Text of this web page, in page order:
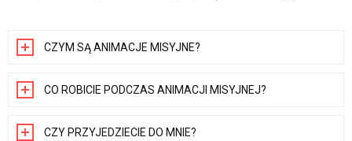
CZYM SĄ ANIMACJE MISYJNE?
CO ROBICIE PODCZAS ANIMACJI MISYJNEJ?
CZY PRZYJEDZIECIE DO MNIE?